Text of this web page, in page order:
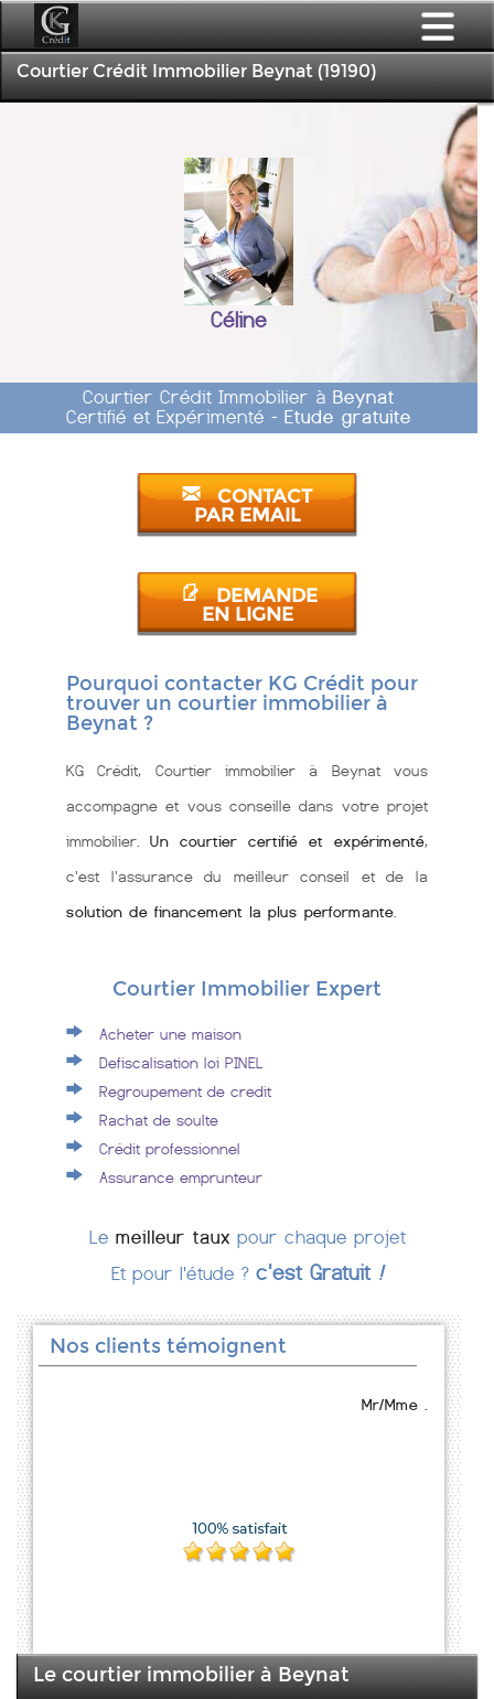
Courtier Crédit Immobilier Beynat (19190)
Céline
Courtier Crédit Immobilier à Beynat
Certifié et Expérimenté - Etude gratuite
CONTACT
PAR EMAIL
DEMANDE
EN LIGNE
Pourquoi contacter KG Crédit pour
trouver un courtier immobilier à
Beynat ?
KG Crédit, Courtier immobilier à Beynat vous
accompagne et vous conseille dans votre projet
immobilier. Un courtier certifié et expérimenté,
c'est l'assurance du meilleur conseil et de la
solution de financement la plus performante
Courtier Immobilier Expert
Acheter une maison
Defiscalisation loi PINEL
Regroupement de credit
Rachat de soulte
Crédit professionnel
Assurance emprunteur
Le meilleur taux pour chaque projet
Et pour l'étude ? c'est Gratuit !
Nos clients témoignent
Mr/Mme .
Le courtier immobilier à Beynat